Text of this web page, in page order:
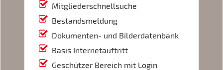
Mitgliederschnellsuche
Bestandsmeldung
Dokumenten- und Bilderdatenbank
Basis Internetauftritt
Geschützer Bereich mit Login